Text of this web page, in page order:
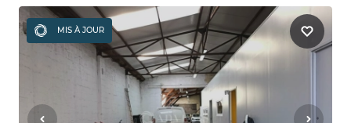
MIS À JOUR